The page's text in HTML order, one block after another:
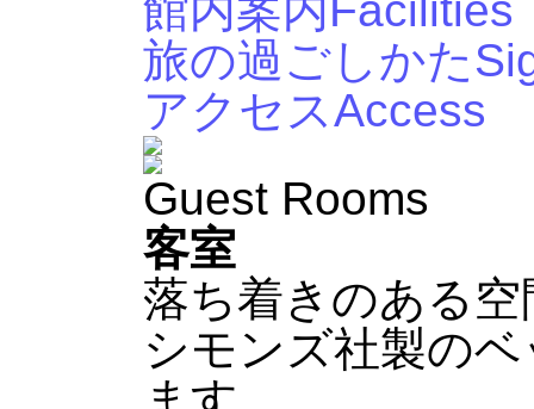
旅の過ごしかた
アクセスAccess
Guest Rooms
客室
落ち着きのある空
シモンズ社製の